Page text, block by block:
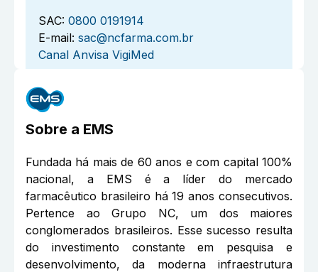
SAC: 0800 0191914
E-mail: sac@ncfarma.com.br
Canal Anvisa VigiMed
Sobre a EMS
Fundada há mais de 60 anos e com capital 100%
nacional, a EMS é a líder do mercado
farmacêutico brasileiro há 19 anos consecutivos.
Pertence ao Grupo NC, um dos maiores
conglomerados brasileiros. Esse sucesso resulta
do investimento constante em pesquisa e
desenvolvimento, da moderna infraestrutura